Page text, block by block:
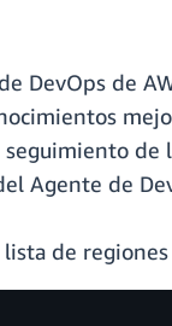
DevOps de
de
Agente de
lista de